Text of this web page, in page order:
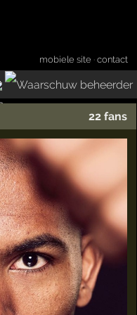
mobiele site ·contact
22 fans